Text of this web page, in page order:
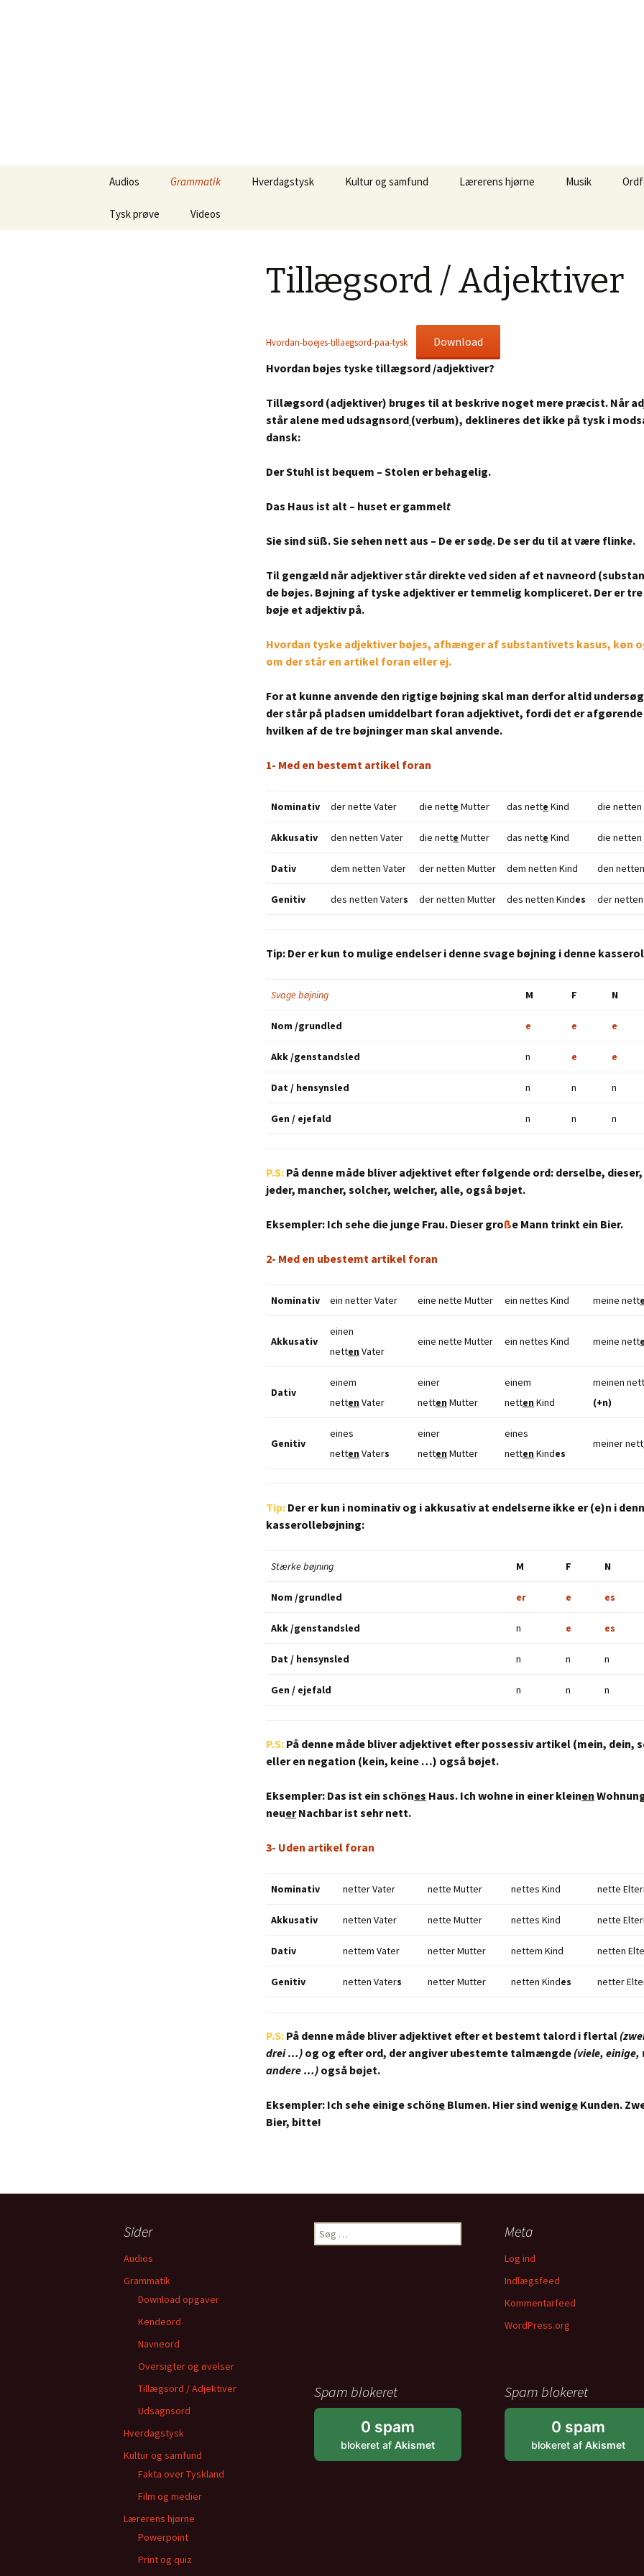
indhold
Audios Grammatik
Kendeord
Tillægsord / Adjektiver
Oversigter og øvelser
Hverdagstysk Kultur og samfund Lærerens hjørne
Rollenspiel
quiz
Tekster
Musik
Tysk prøve Videos
Tillægsord / Adjektiver
Hvordan-boejes-tillaegsord-paa-tysk
Download
Hvordan bøjes tyske tillægsord /adjektiver?
Tillægsord (adjektiver) bruges til at beskrive noget mere præcist. Når
står alene med udsagnsord (verbum), deklineres det ikke på tysk i
dansk:
Der Stuhl ist bequem – Stolen er behagelig.
Das Haus ist alt – huset er gammelt
Sie sind süß. Sie sehen nett aus – De er søde. De ser du til at være flinke.
Til gengæld når adjektiver står direkte ved siden af et navneord
de bøjes. Bøjning af tyske adjektiver er temmelig kompliceret. Der er
bøje et adjektiv på.
Hvordan tyske adjektiver bøjes, afhænger af substantivets kasus, køn
om der står en artikel foran eller ej.
For at kunne anvende den rigtige bøjning skal man derfor altid
der står på pladsen umiddelbart foran adjektivet, fordi det er
hvilken af de tre bøjninger man skal anvende.
1- Med en bestemt artikel foran
Nominativ der nette Vater die nette Mutter das nette Kind die netten
Akkusativ den netten Vater die nette Mutter das nette Kind die netten
Dativ dem netten Vater der netten Mutter dem netten Kind den
Genitiv des netten Vaters der netten Mutter des netten Kindes der
Tip: Der er kun to mulige endelser i denne svage bøjning i denne
Svage bøjning M F N
Nom /grundled e e e
Akk /genstandsled n e e
Dat / hensynsled n n n
Gen / ejefald n n n
P.S: På denne måde bliver adjektivet efter følgende ord: derselbe, dieser,
jeder, mancher, solcher, welcher, alle, også bøjet.
Eksempler: Ich sehe die junge Frau. Dieser große Mann trinkt ein Bier.
2- Med en ubestemt artikel foran
Nominativ ein netter Vater eine nette Mutter ein nettes Kind meine nett
Akkusativ
einen
netten Vater
eine nette Mutter ein nettes Kind meine nett
Dativ
einem
netten Vater
einer
netten Mutter
einem
netten Kind
meinen nett
(+n)
Genitiv
eines
netten Vaters
einer
netten Mutter
eines
netten Kindes
meiner nett
Tip: Der er kun i nominativ og i akkusativ at endelserne ikke er (e)n i
kasserollebøjning:
Stærke bøjning M F N
Nom /grundled er e es
Akk /genstandsled n e es
Dat / hensynsled n n n
Gen / ejefald n n n
P.S: På denne måde bliver adjektivet efter possessiv artikel (mein, dein,
eller en negation (kein, keine …) også bøjet.
Eksempler: Das ist ein schönes Haus. Ich wohne in einer kleinen
neuerNachbar ist sehr nett.
3- Uden artikel foran
Nominativ netter Vater nette Mutter nettes Kind nette
Akkusativ netten Vater nette Mutter nettes Kind nette
Dativ nettem Vater netter Mutter nettem Kind netten
Genitiv netten Vaters netter Mutter netten Kindes netter
P.S: På denne måde bliver adjektivet efter et bestemt talord i flertal
drei …) og og efter ord, der angiver ubestemte talmængde (viele, einige,
andere …) også bøjet.
Eksempler: Ich sehe einige schöne Blumen. Hier sind wenige Kunden.
Bier, bitte!
Sider
Audios
Grammatik
Download opgaver
Kendeord
Navneord
Oversigter og øvelser
Tillægsord / Adjektiver
Udsagnsord
Hverdagstysk
Kultur og samfund
Fakta over Tyskland
Film og medier
Lærerens hjørne
Powerpoint
Print og quiz
Søg
efter:
Meta
Log ind
Indlægsfeed
Kommentarfeed
WordPress.org
Spam blokeret
0 spam
blokeret af Akismet
Spam blokeret
0 spam
blokeret af Akismet